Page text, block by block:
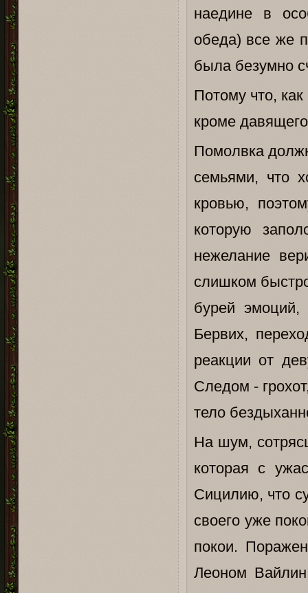
наедине в
обеда) все же
была безумно
Потому что,
кроме
Помолвка
семьями, что
кровью,
которую
нежелание
слишком
бурей
Бервих,
реакции от
Следом -
тело
На шум,
которая с
Сицилию, что
своего уже
покои.
Леоном